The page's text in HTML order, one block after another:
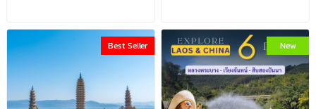
Best Seller New